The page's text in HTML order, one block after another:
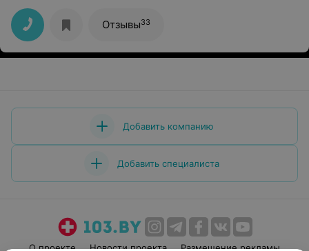
Отзывы33
Добавить компанию
Добавить специалиста
О проекте Новости проекта Размещение рекламы